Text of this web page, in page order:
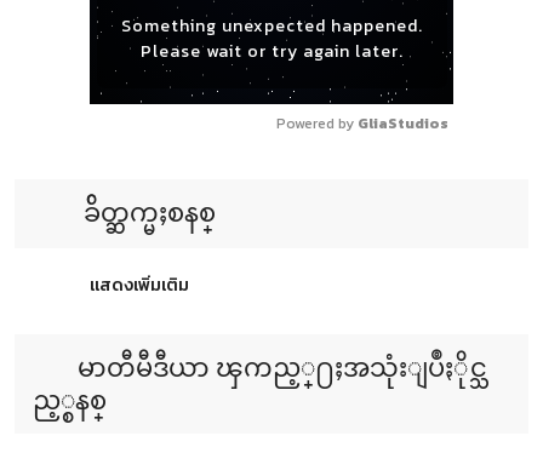
Something unexpected happened.
Please wait or try again later.
Powered by GliaStudios
ခ်ိတ္ဆက္မႈစနစ္
แสดงเพิ่มเติม
မာတီမီဒီယာ ၾကည့္႐ႈအသုံးျပဳႏိုင္သ
ည့္စနစ္